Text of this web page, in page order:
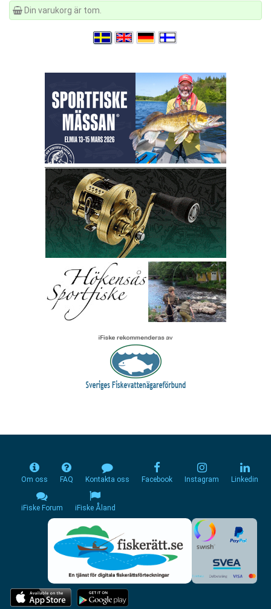
Din varukorg är tom.
Om oss FAQ Kontakta oss Facebook Instagram Linkedin
iFiske Forum iFiske Åland